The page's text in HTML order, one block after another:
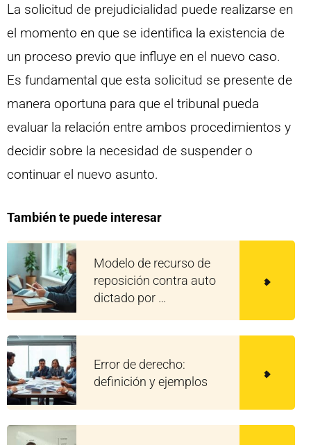
La solicitud de prejudicialidad puede realizarse en
el momento en que se identifica la existencia de
un proceso previo que influye en el nuevo caso.
Es fundamental que esta solicitud se presente de
manera oportuna para que el tribunal pueda
evaluar la relación entre ambos procedimientos y
decidir sobre la necesidad de suspender o
continuar el nuevo asunto.
También te puede interesar
Modelo de recurso de
reposición contra auto
dictado por …
Error de derecho:
definición y ejemplos